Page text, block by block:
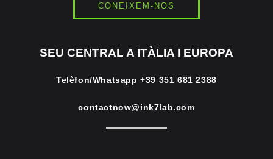
CONEIXEM-NOS
SEU CENTRAL A ITÀLIA I EUROPA
Telèfon/Whatsapp+39 351 681 2388
contactnow@ink7lab.com